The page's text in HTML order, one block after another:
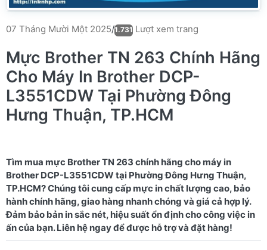
07 Tháng Mười Một 2025/1.731 Lượt xem trang
Mực Brother TN 263 Chính Hãng
Cho Máy In Brother DCP-
L3551CDW Tại Phường Đông
Hưng Thuận, TP.HCM
Tìm mua mực Brother TN 263 chính hãng cho máy in
Brother DCP-L3551CDW tại Phường Đông Hưng Thuận,
TP.HCM? Chúng tôi cung cấp mực in chất lượng cao, bảo
hành chính hãng, giao hàng nhanh chóng và giá cả hợp lý.
Đảm bảo bản in sắc nét, hiệu suất ổn định cho công việc in